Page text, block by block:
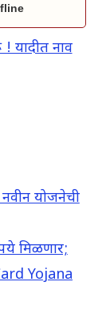
यादीत नाव
योजनेची
मिळणार;
Yojana